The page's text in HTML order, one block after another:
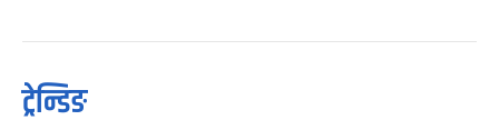
ट्रेन्डिङ